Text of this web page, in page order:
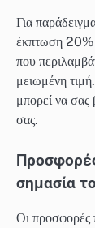
Για
έκπτωση 20%
που
μειωμένη
μπορεί να σας
σας.
σημασία
Οι προσφορές